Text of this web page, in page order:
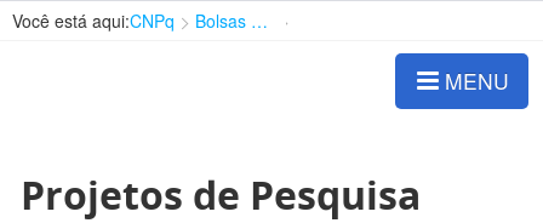
Você está aqui:CNPq Bolsas e Auxílios Vigentes
MENU
Projetos de Pesquisa